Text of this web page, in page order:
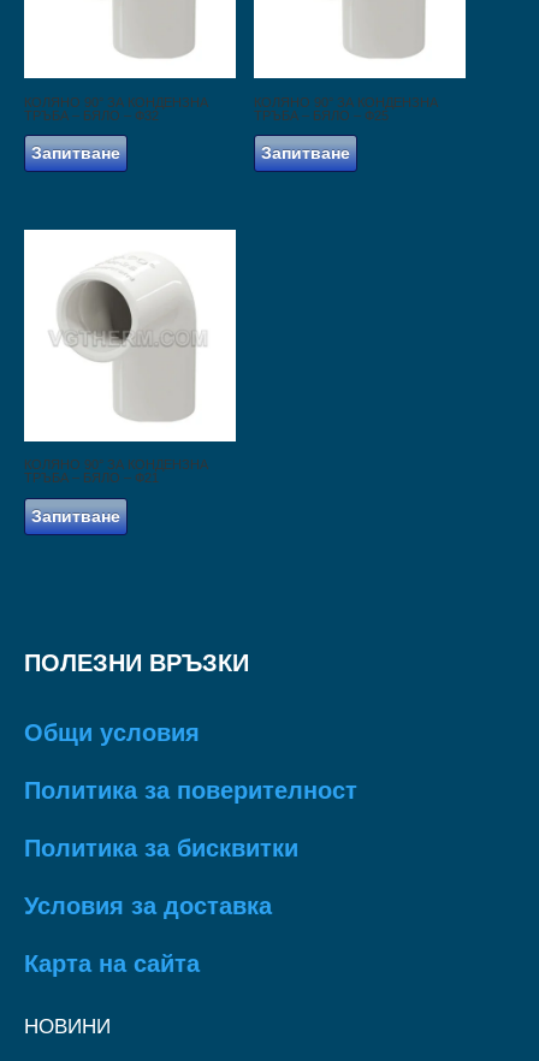
КОЛЯНО 90° ЗА КОНДЕНЗНА
ТРЪБА – БЯЛО – Ф32
Запитване
КОЛЯНО 90° ЗА КОНДЕНЗНА
ТРЪБА – БЯЛО – Ф25
Запитване
КОЛЯНО 90° ЗА КОНДЕНЗНА
ТРЪБА – БЯЛО – Ф21
Запитване
ПОЛЕЗНИ ВРЪЗКИ
Общи условия
Политика за поверителност
Политика за бисквитки
Условия за доставка
Карта на сайта
НОВИНИ